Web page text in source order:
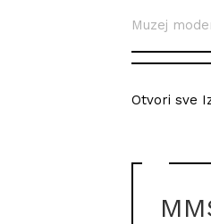
Muzej
Otvori sve